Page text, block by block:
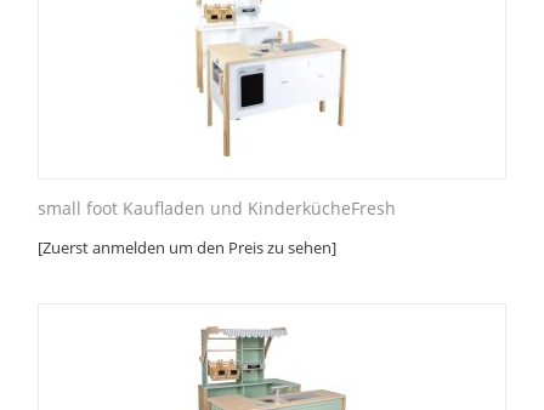
small foot Kaufladen und KinderkücheFresh
[Zuerst anmelden um den Preis zu sehen]